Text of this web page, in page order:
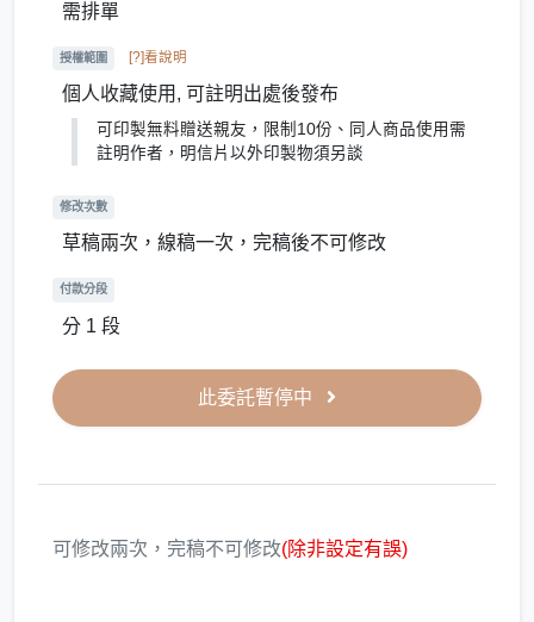
需排單
授權範圍 [?]看說明
個人收藏使用, 可註明出處後發布
可印製無料贈送親友，限制10份、同人商品使用需
註明作者，明信片以外印製物須另談
修改次數
草稿兩次，線稿一次，完稿後不可修改
付款分段
分 1 段
此委託暫停中
可修改兩次，完稿不可修改(除非設定有誤)